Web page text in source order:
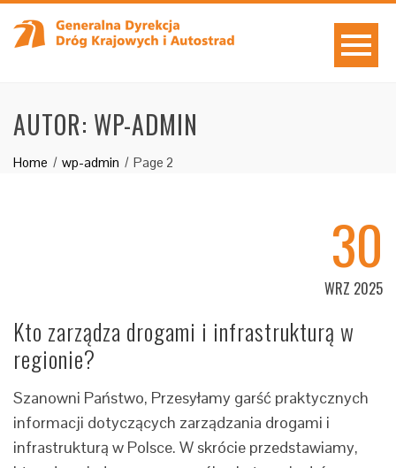
AUTOR: WP-ADMIN
Home wp-admin Page 2
30
WRZ 2025
Kto zarządza drogami i infrastrukturą w
regionie?
Szanowni Państwo, Przesyłamy garść praktycznych
informacji dotyczących zarządzania drogami i
infrastrukturą w Polsce. W skrócie przedstawiamy,